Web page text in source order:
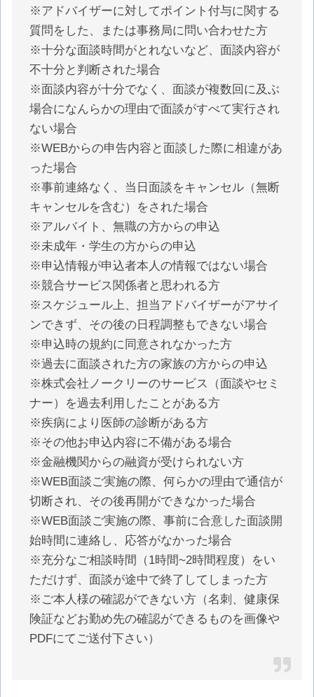
※アドバイザーに対してポイント付与に関する
質問をした、または事務局に問い合わせた方
※十分な面談時間がとれないなど、面談内容が
不十分と判断された場合
※面談内容が十分でなく、面談が複数回に及ぶ
場合になんらかの理由で面談がすべて実行され
ない場合
※WEBからの申告内容と面談した際に相違があ
った場合
※事前連絡なく、当日面談をキャンセル（無断
キャンセルを含む）をされた場合
※アルバイト、無職の方からの申込
※未成年・学生の方からの申込
※申込情報が申込者本人の情報ではない場合
※競合サービス関係者と思われる方
※スケジュール上、担当アドバイザーがアサイ
ンできず、その後の日程調整もできない場合
※申込時の規約に同意されなかった方
※過去に面談された方の家族の方からの申込
※株式会社ノークリーのサービス（面談やセミ
ナー）を過去利用したことがある方
※疾病により医師の診断がある方
※その他お申込内容に不備がある場合
※金融機関からの融資が受けられない方
※WEB面談ご実施の際、何らかの理由で通信が
切断され、その後再開ができなかった場合
※WEB面談ご実施の際、事前に合意した面談開
始時間に連絡し、応答がなかった場合
※充分なご相談時間（1時間~2時間程度）をい
ただけず、面談が途中で終了してしまった方
※ご本人様の確認ができない方（名刺、健康保
険証などお勤め先の確認ができるものを画像や
PDFにてご送付下さい）